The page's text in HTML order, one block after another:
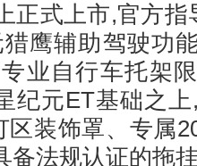
正式上市,官方指
鹰辅助驾驶功
业自行车托架
纪元ET基础之
区装饰罩、专属
备法规认证的拖